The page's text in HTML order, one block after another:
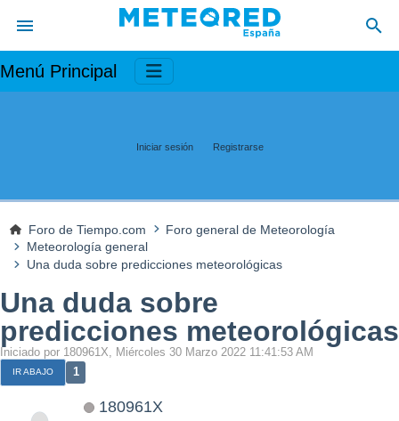
Menú Principal
Iniciar sesión Registrarse
Foro de Tiempo.com
Foro general de Meteorología
Meteorología general
Una duda sobre predicciones meteorológicas
Una duda sobre
predicciones meteorológicas
Iniciado por 180961X, Miércoles 30 Marzo 2022 11:41:53 AM
IR ABAJO 1
180961X